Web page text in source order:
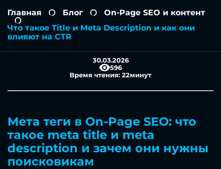
Главная - Блог -
On-Page SEO и контент
-
Что такое Title и Meta Description и как они
влияют на CTR
30.03.2026
596
Время чтения: 22минут
Мета теги в On-Page SEO: что
такое meta title и meta
description и зачем они нужны
поисковикам